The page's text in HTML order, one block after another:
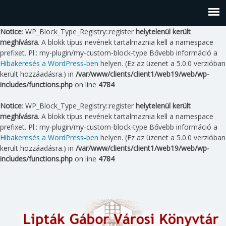
Notice: WP_Block_Type_Registry::register helytelenül került
meghívásra. A blokk típus nevének tartalmaznia kell a namespace
prefixet. Pl.: my-plugin/my-custom-block-type Bővebb információ a
Hibakeresés a WordPress-ben helyen. (Ez az üzenet a 5.0.0 verzióban
került hozzáadásra.) in /var/www/clients/client1/web19/web/wp-
includes/functions.php on line 4784
Notice: WP_Block_Type_Registry::register helytelenül került
meghívásra. A blokk típus nevének tartalmaznia kell a namespace
prefixet. Pl.: my-plugin/my-custom-block-type Bővebb információ a
Hibakeresés a WordPress-ben helyen. (Ez az üzenet a 5.0.0 verzióban
került hozzáadásra.) in /var/www/clients/client1/web19/web/wp-
includes/functions.php on line 4784